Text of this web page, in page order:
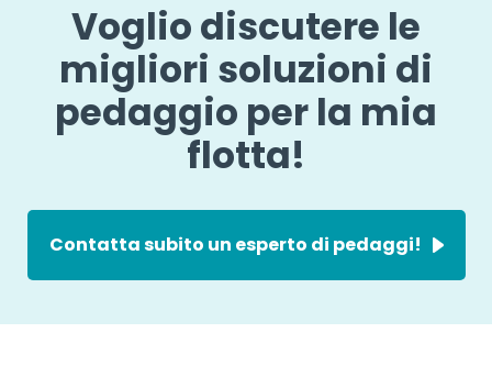
Voglio discutere le
migliori soluzioni di
pedaggio per la mia
flotta!
Contatta subito un esperto di pedaggi!